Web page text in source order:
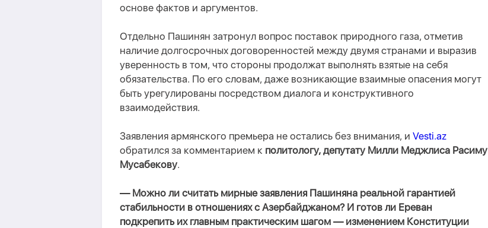
основе фактов и аргументов.
Отдельно Пашинян затронул вопрос поставок природного газа, отметив
наличие долгосрочных договоренностей между двумя странами и выразив
уверенность в том, что стороны продолжат выполнять взятые на себя
обязательства. По его словам, даже возникающие взаимные опасения могут
быть урегулированы посредством диалога и конструктивного
взаимодействия.
Заявления армянского премьера не остались без внимания, и Vesti.az
обратился за комментарием к политологу, депутату Милли Меджлиса Расиму
Мусабекову.
— Можно ли считать мирные заявления Пашиняна реальной гарантией
стабильности в отношениях с Азербайджаном? И готов ли Ереван
подкрепить их главным практическим шагом — изменением Конституции